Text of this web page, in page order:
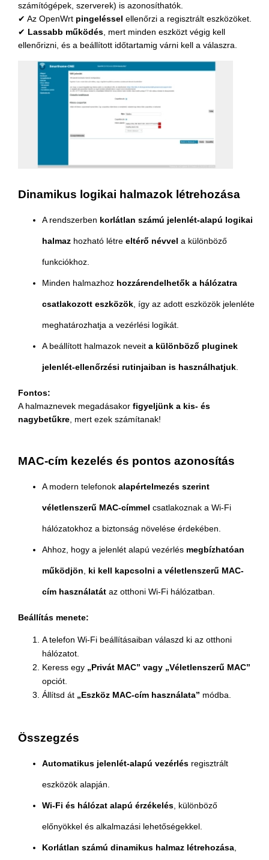
számítógépek, szerverek) is azonosíthatók.
✔ Az OpenWrt pingeléssel ellenőrzi a regisztrált eszközöket.
✔ Lassabb működés , mert minden eszközt végig kell
ellenőrizni, és a beállított időtartamig várni kell a válaszra.
Dinamikus logikai halmazok létrehozása
A rendszerben korlátlan számú jelenlét-alapú logikai
halmaz hozható létre eltérő névvel a különböző
funkciókhoz.
Minden halmazhoz hozzárendelhetők a hálózatra
csatlakozott eszközök , így az adott eszközök jelenléte
meghatározhatja a vezérlési logikát.
A beállított halmazok neveit a különböző pluginek
jelenlét-ellenőrzési rutinjaiban is használhatjuk
Fontos:
A halmaznevek megadásakor figyeljünk a kis- és
nagybetűkre , mert ezek számítanak!
MAC-cím kezelés és pontos azonosítás
A modern telefonok alapértelmezés szerint
véletlenszerű MAC-címmel csatlakoznak a Wi-Fi
hálózatokhoz a biztonság növelése érdekében.
Ahhoz, hogy a jelenlét alapú vezérlés megbízhatóan
működjön ki kell kapcsolni a véletlenszerű MAC-
cím használatát az otthoni Wi-Fi hálózatban.
Beállítás menete:
A telefon Wi-Fi beállításaiban válaszd ki az otthoni
hálózatot.
Keress egy „Privát MAC” vagy „Véletlenszerű MAC”
opciót.
Állítsd át „Eszköz MAC-cím használata” módba.
Összegzés
Automatikus jelenlét-alapú vezérlés regisztrált
eszközök alapján.
Wi-Fi és hálózat alapú érzékelés , különböző
előnyökkel és alkalmazási lehetőségekkel.
Korlátlan számú dinamikus halmaz létrehozása